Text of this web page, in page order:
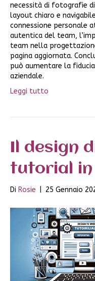
necessità di fotografie
layout chiaro e
connessione personale
autentica del team,
team nella
pagina aggiornata.
può aumentare la
aziendale.
Leggi tutto
Il design
tutorial in
Di Rosie 25 Gennaio